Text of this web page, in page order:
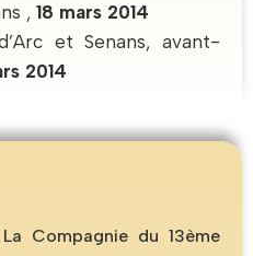
, 18 mars 2014
et Senans, avant-
2014
Compagnie du 13ème